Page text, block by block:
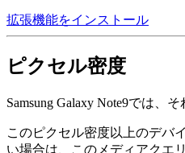
拡張機能をインストール
ピクセル密度
Samsung Galaxy Note9では、そ
このピクセル密度以上のデバ
い場合は、このメディアクエ